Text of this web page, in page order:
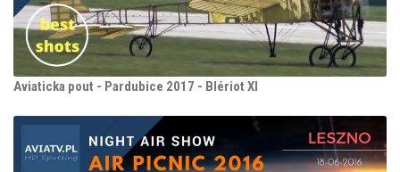
Aviaticka pout - Pardubice 2017 - Blériot XI